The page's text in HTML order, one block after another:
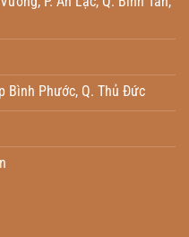
Bình Phước, Q. Thủ Đức